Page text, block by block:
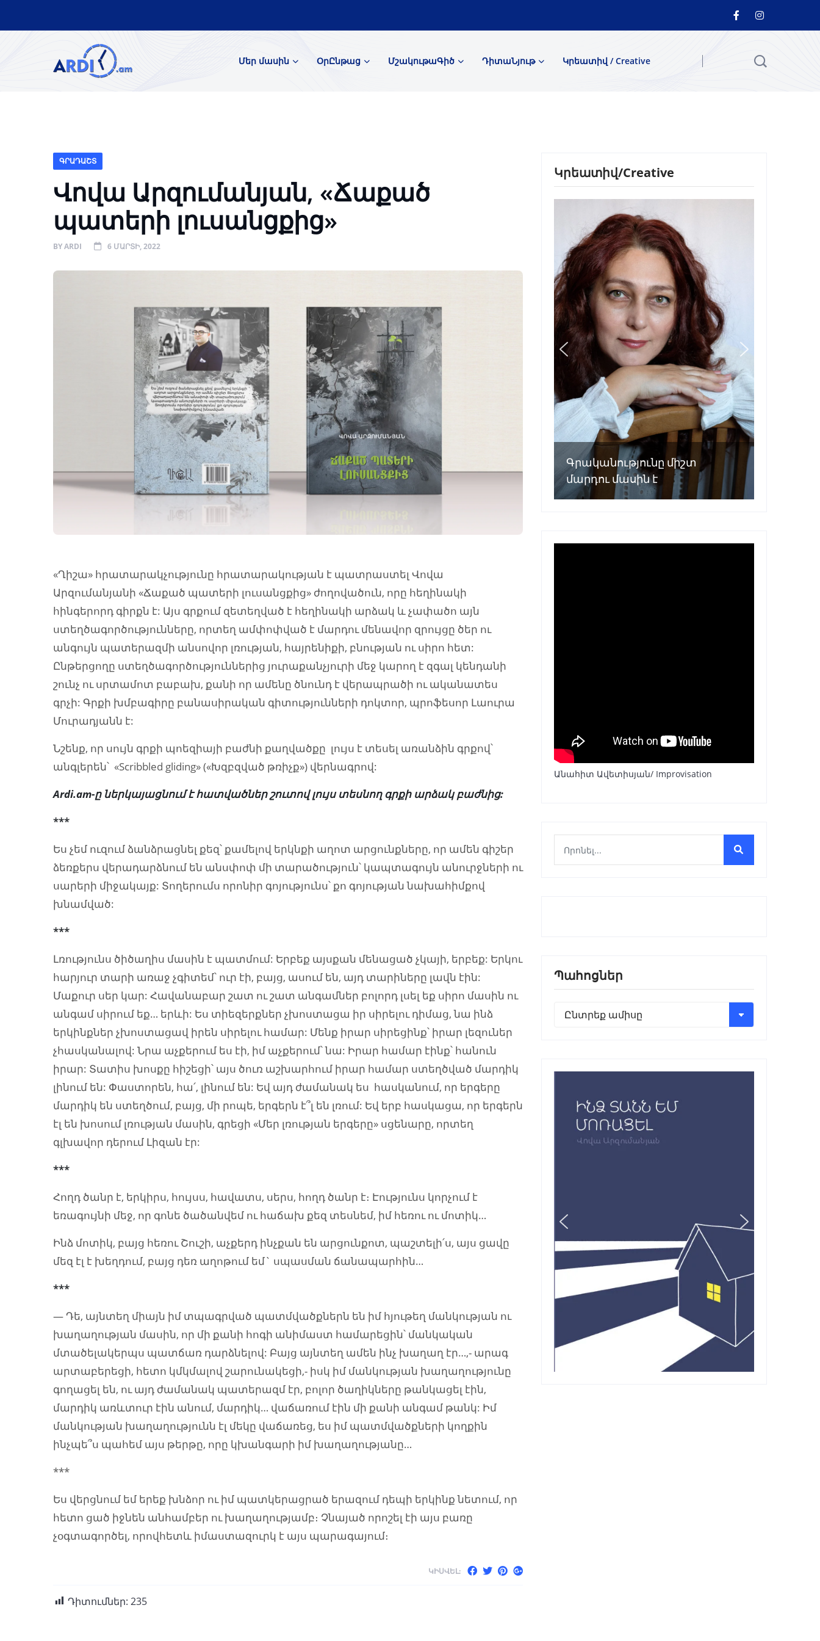
Մեր մասին ՕրԸնթաց ՄշակութաԳիծ ԴիտաՆյութ Կրեատիվ / Creative
ԳՐԱԴԱՇՏ
Վովա Արզումանյան, «Ճաքած
պատերի լուսանցքից»
BYARDI 6 ՄԱՐՏԻ, 2022
«Ղիշա» հրատարակչությունը հրատարակության է պատրաստել Վովա
Արզումանյանի «Ճաքած պատերի լուսանցքից» ժողովածուն, որը հեղինակի
հինգերորդ գիրքն է: Այս գրքում զետեղված է հեղինակի արձակ և չափածո այն
ստեղծագործությունները, որտեղ ամփոփված է մարդու մենավոր զրույցը ծեր ու
անգույն պատերազմի անսովոր լռության, հայրենիքի, բնության ու սիրո հետ:
Ընթերցողը ստեղծագործություններից յուրաքանչյուրի մեջ կարող է զգալ կենդանի
շունչ ու սրտամոտ բաբախ, քանի որ ամենը ծնունդ է վերապրածի ու ականատես
գրչի: Գրքի խմբագիրը բանասիրական գիտությունների դոկտոր, պրոֆեսոր Լաուրա
Մուրադյանն է:
Նշենք, որ սույն գրքի պոեզիայի բաժնի քաղվածքը լույս է տեսել առանձին գրքով՝
անգլերեն՝ «Scribbled gliding» («Խզբզված թռիչք») վերնագրով:
Ardi.am-ը ներկայացնում է հատվածներ շուտով լույս տեսնող գրքի արձակ բաժնից:
***
Ես չեմ ուզում ձանձրացնել քեզ՝ քամելով երկնքի աղոտ արցունքները, որ ամեն գիշեր
ձեռքերս վերադարձնում են անսփոփ մի տարածություն՝ կապտագույն անուրջների ու
սարերի միջակայք: Տողերումս որոնիր գոյությունս՝ քո գոյության նախահիմքով
խնամված:
***
Լռությունս ծիծաղիս մասին է պատմում: Երբեք այսքան մենացած չկայի, երբեք: Երկու
հարյուր տարի առաջ չգիտեմ՝ ուր էի, բայց, ասում են, այդ տարիները լավն էին:
Մաքուր սեր կար: Հավանաբար շատ ու շատ անգամներ բոլորդ լսել եք սիրո մասին ու
անգամ սիրում եք… երևի: Ես տիեզերքներ չխոստացա իր սիրելու դիմաց, նա ինձ
երկինքներ չխոստացավ իրեն սիրելու համար: Մենք իրար սիրեցինք՝ իրար լեզուներ
չհասկանալով: Նրա աչքերում ես էի, իմ աչքերում՝ նա: Իրար համար էինք՝ հանուն
իրար: Տատիս խոսքը հիշեցի՝ այս ծուռ աշխարհում իրար համար ստեղծված մարդիկ
լինում են: Փաստորեն, հա՛, լինում են: Եվ այդ ժամանակ ես հասկանում, որ երգերը
մարդիկ են ստեղծում, բայց, մի րոպե, երգերն է՞լ են լռում: Եվ երբ հասկացա, որ երգերն
էլ են խոսում լռության մասին, գրեցի «Մեր լռության երգերը» սցենարը, որտեղ
գլխավոր դերում Լիզան էր:
***
Հողդ ծանր է, երկիրս, հույսս, հավատս, սերս, հողդ ծանր է։ Էությունս կորչում է
եռագույնի մեջ, որ գոնե ծածանվեմ ու հաճախ քեզ տեսնեմ, իմ հեռու ու մոտիկ…
Ինձ մոտիկ, բայց հեռու Շուշի, աչքերդ ինչքան են արցունքոտ, պաշտելի՛ս, այս ցավը
մեզ էլ է խեղդում, բայց դեռ աղոթում եմ` սպասման ճանապարհին…
***
— Դե, այնտեղ միայն իմ տպագրված պատմվածքներն են իմ հյութեղ մանկության ու
խաղաղության մասին, որ մի քանի հոգի անիմաստ համարեցին՝ մանկական
մտածելակերպս պատճառ դարձնելով: Բայց այնտեղ ամեն ինչ խաղաղ էր…,- արագ
արտաբերեցի, հետո կմկմալով շարունակեցի,- իսկ իմ մանկության խաղաղությունը
գողացել են, ու այդ ժամանակ պատերազմ էր, բոլոր ծաղիկները թանկացել էին,
մարդիկ առևտուր էին անում, մարդիկ… վաճառում էին մի քանի անգամ թանկ: Իմ
մանկության խաղաղությունն էլ մեկը վաճառեց, ես իմ պատմվածքների կողքին
ինչպե՞ս պահեմ այս թերթը, որը կխանգարի իմ խաղաղությանը…
***
Ես վերցնում եմ երեք խնձոր ու իմ պատկերացրած երազում դեպի երկինք նետում, որ
հետո ցած իջնեն անհամբեր ու խաղաղությամբ։ Չնայած որոշել էի այս բառը
չօգտագործել, որովհետև իմաստազուրկ է այս պարագայում։
ԿԻՍՎԵԼ:
Դիտումներ: 235
Կրեատիվ/Creative
Գրականությունը միշտ
մարդու մասին է
Անահիտ Ավետիսյան/ Improvisation
Պահոցներ